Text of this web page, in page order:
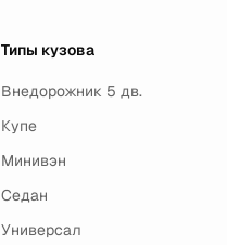
Типы кузова
Внедорожник 5 дв.
Купе
Минивэн
Седан
Универсал